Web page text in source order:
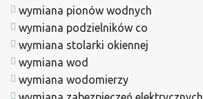
wymiana pionów wodnych
wymiana podzielników co
wymiana stolarki okiennej
wymiana wod
wymiana wodomierzy